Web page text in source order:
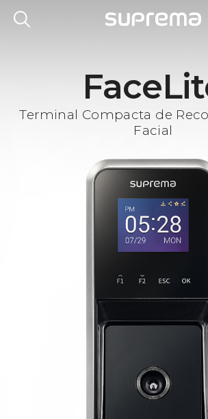
Terminal Compacta de
Facial